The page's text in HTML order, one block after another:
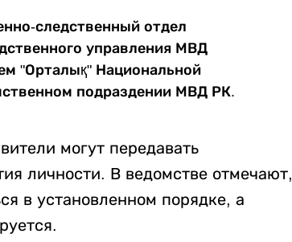
следственный отдел
управления МВД
"Орталық" Национальной
подраздении МВД РК.
могут передавать
личности. В ведомстве отмечают,
в установленном порядке, а